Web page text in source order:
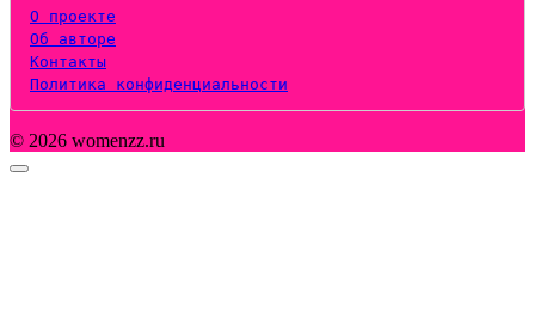
О проекте
Об авторе
Контакты
Политика конфиденциальности
© 2026 womenzz.ru